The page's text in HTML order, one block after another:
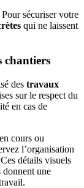
sécuriser votre
qui ne laissent
chantiers
des travaux
sur le respect du
en cas de
cours ou
l’organisation
détails visuels
donnent une